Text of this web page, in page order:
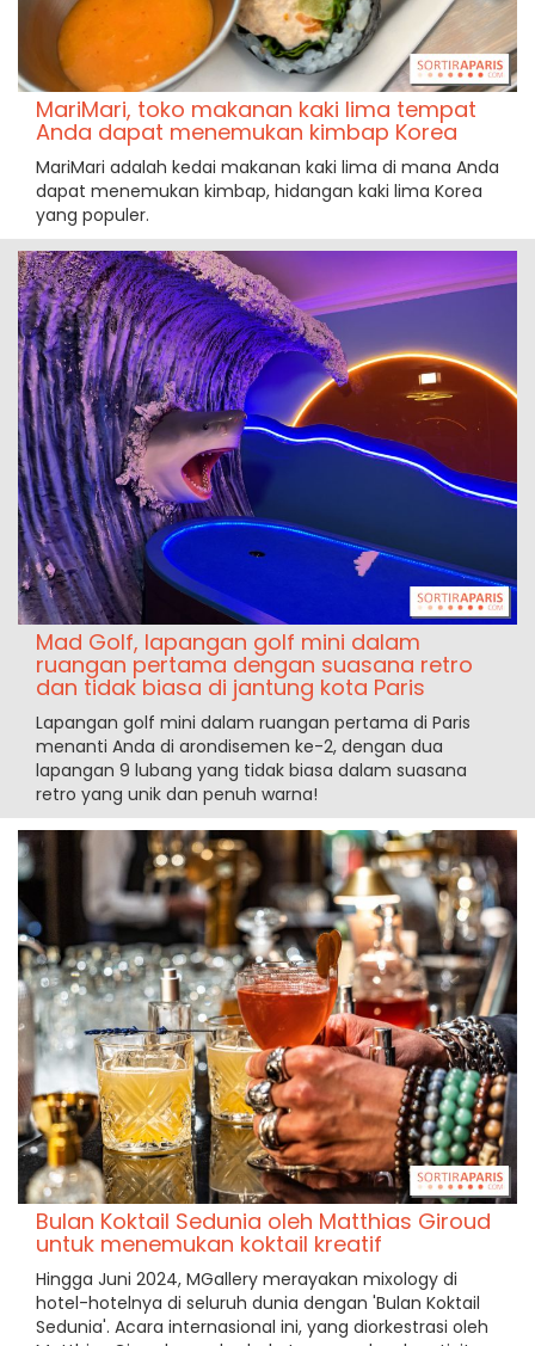
MariMari, toko makanan kaki lima tempat
Anda dapat menemukan kimbap Korea
MariMari adalah kedai makanan kaki lima di mana Anda
dapat menemukan kimbap, hidangan kaki lima Korea
yang populer.
Mad Golf, lapangan golf mini dalam
ruangan pertama dengan suasana retro
dan tidak biasa di jantung kota Paris
Lapangan golf mini dalam ruangan pertama di Paris
menanti Anda di arondisemen ke-2, dengan dua
lapangan 9 lubang yang tidak biasa dalam suasana
retro yang unik dan penuh warna!
Bulan Koktail Sedunia oleh Matthias Giroud
untuk menemukan koktail kreatif
Hingga Juni 2024, MGallery merayakan mixology di
hotel-hotelnya di seluruh dunia dengan 'Bulan Koktail
Sedunia'. Acara internasional ini, yang diorkestrasi oleh